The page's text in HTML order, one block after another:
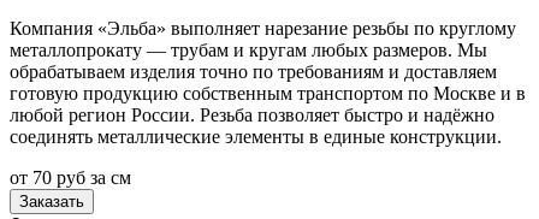
Компания «Эльба» выполняет нарезание резьбы по круглому
металлопрокату — трубам и кругам любых размеров. Мы
обрабатываем изделия точно по требованиям и доставляем
готовую продукцию собственным транспортом по Москве и в
любой регион России. Резьба позволяет быстро и надёжно
соединять металлические элементы в единые конструкции.
от 70 руб за см
Заказать